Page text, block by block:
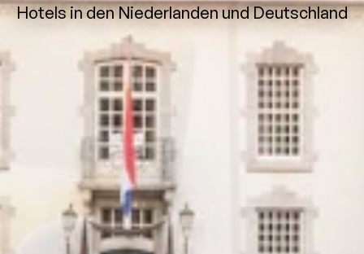
Hotels in den Niederlanden und Deutschland